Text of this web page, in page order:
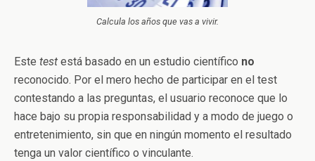
Calcula los años que vas a vivir.
Este test está basado en un estudio científico no
reconocido. Por el mero hecho de participar en el test
contestando a las preguntas, el usuario reconoce que lo
hace bajo su propia responsabilidad y a modo de juego o
entretenimiento, sin que en ningún momento el resultado
tenga un valor científico o vinculante.